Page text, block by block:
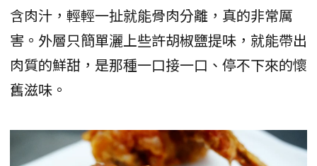
含肉汁，輕輕一扯就能骨肉分離，真的非常厲
害。外層只簡單灑上些許胡椒鹽提味，就能帶出
肉質的鮮甜，是那種一口接一口、停不下來的懷
舊滋味。